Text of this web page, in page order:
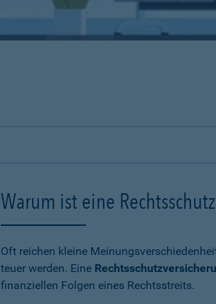
Warum ist eine
Oft reichen kleine
teuer werden. Eine
finanziellen Folgen eines Rechtsstreits.